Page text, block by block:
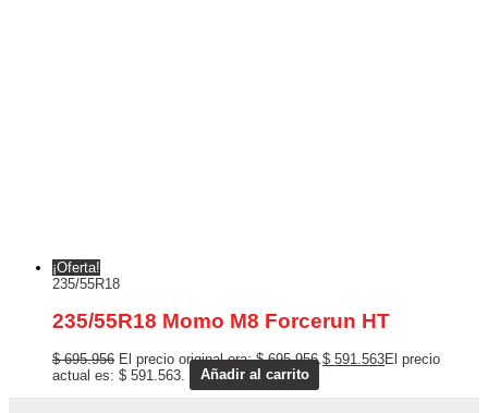
¡Oferta!
235/55R18
235/55R18 Momo M8 Forcerun HT
$695.956 El precio original era: $ 695.956. $ 591.563El precio
actual es: $ 591.563.
Añadir al carrito